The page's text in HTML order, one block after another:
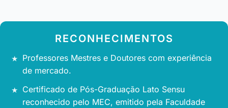
RECONHECIMENTOS
Professores Mestres e Doutores com experiência
de mercado.
Certificado de Pós-Graduação Lato Sensu
reconhecido pelo MEC, emitido pela Faculdade